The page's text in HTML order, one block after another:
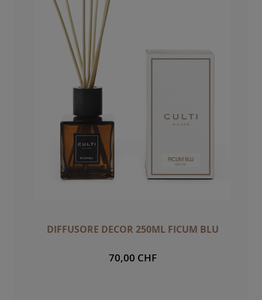
DIFFUSORE DECOR 250ML FICUM BLU
70,00 CHF